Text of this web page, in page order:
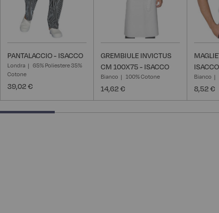
PANTALACCIO - ISACCO
Londra
65% Poliestere 35%
Cotone
39,02 €
GREMBIULE INVICTUS
CM 100X75 - ISACCO
Bianco 100% Cotone
14,62 €
ISACCO
Bianco
8,52 €
25% completed